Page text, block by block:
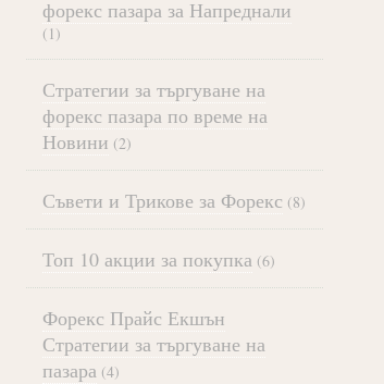
форекс пазара за Напреднали
(1)
Стратегии за търгуване на
форекс пазара по време на
Новини (2)
Съвети и Трикове за Форекс (8)
Топ 10 акции за покупка (6)
Форекс Прайс Екшън
Стратегии за търгуване на
пазара (4)